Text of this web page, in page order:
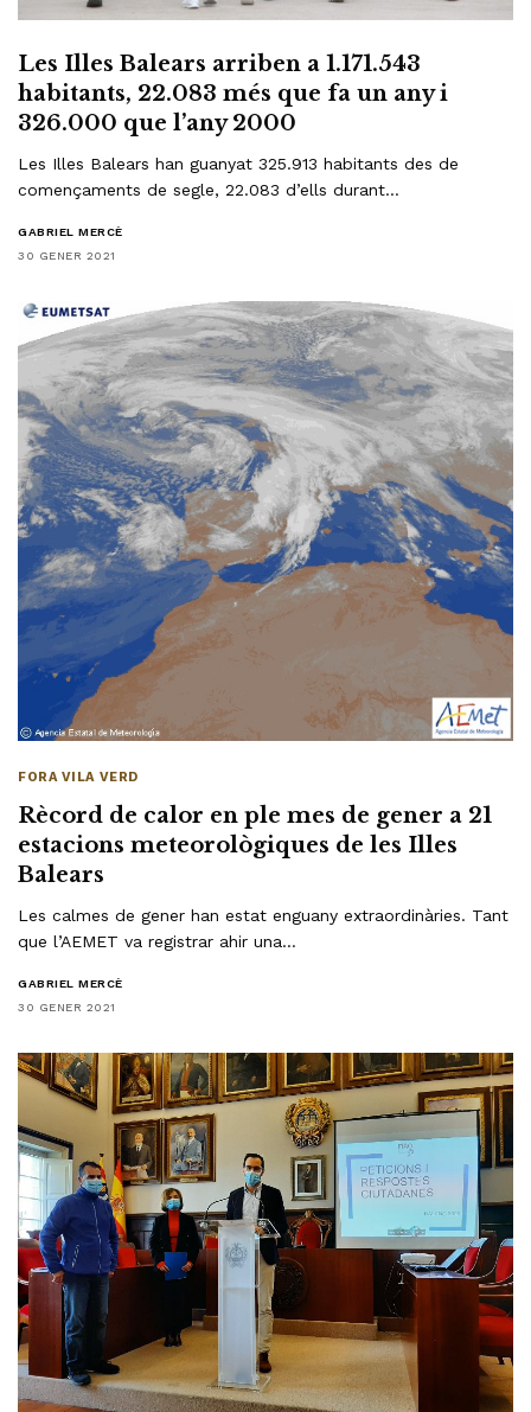
Les Illes Balears arriben a 1.171.543
habitants, 22.083 més que fa un any i
326.000 que l’any 2000
Les Illes Balears han guanyat 325.913 habitants des de
començaments de segle, 22.083 d’ells durant…
GABRIEL MERCÈ
30 GENER 2021
FORA VILA VERD
Rècord de calor en ple mes de gener a 21
estacions meteorològiques de les Illes
Balears
Les calmes de gener han estat enguany extraordinàries. Tant
que l’AEMET va registrar ahir una…
GABRIEL MERCÈ
30 GENER 2021